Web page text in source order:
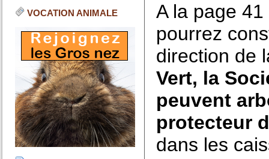
VOCATION ANIMALE
A la page
pourrez
direction de
Vert, la
peuvent
protecteur
dans les